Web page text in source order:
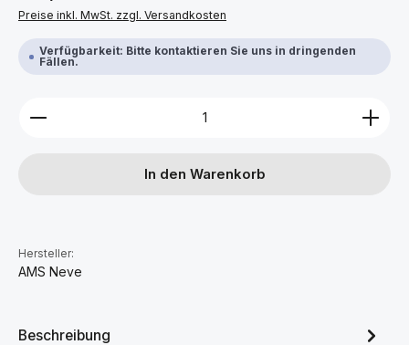
Preise inkl. MwSt. zzgl. Versandkosten
Verfügbarkeit: Bitte kontaktieren Sie uns in dringenden
Fällen.
Produkt Anzahl: Gib den gewünschten Wert ein
In den Warenkorb
Hersteller:
AMS Neve
Beschreibung